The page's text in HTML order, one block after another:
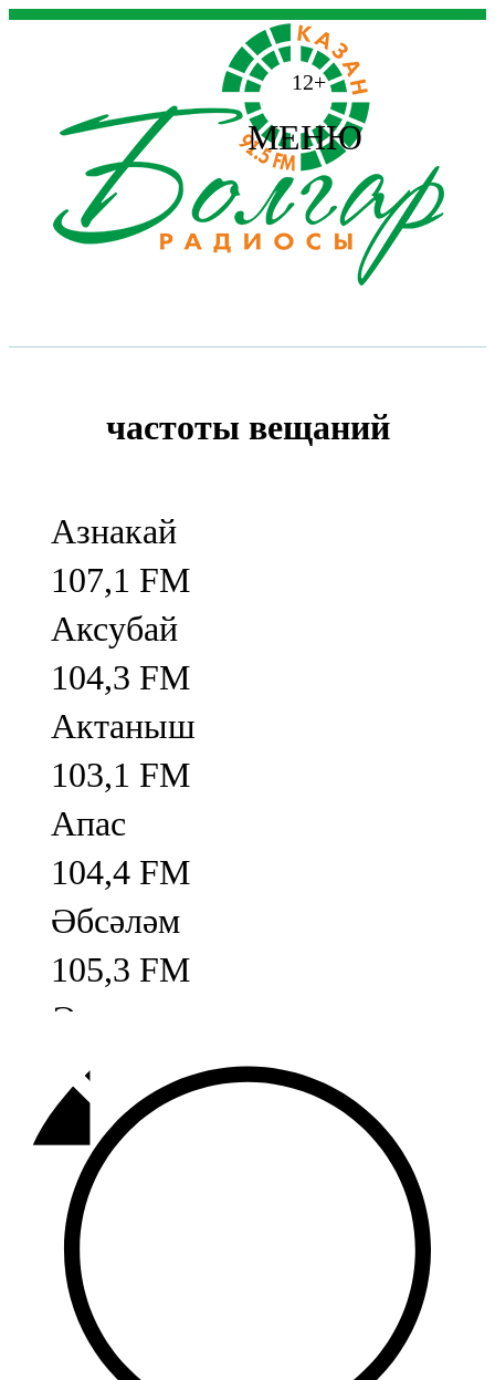
12+
МЕНЮ
частоты вещаний
Азнакай
107,1 FM
Аксубай
104,3 FM
Актаныш
103,1 FM
Апас
104,4 FM
Әбсәләм
105,3 FM
Әлмәт
92,9 FM
Базарлы матак
107,1 FM
Балык бистәсе
104,9 FM
Баулы
107,5 FM